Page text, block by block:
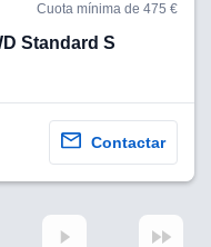
Cuota mínima de 475 €
Standard S
Contactar